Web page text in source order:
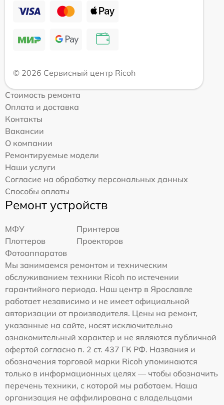
© 2026 Сервисный центр Ricoh
Стоимость ремонта
Оплата и доставка
Контакты
Вакансии
О компании
Ремонтируемые модели
Наши услуги
Согласие на обработку персональных данных
Способы оплаты
Ремонт устройств
МФУ
Принтеров
Плоттеров
Проекторов
Фотоаппаратов
Мы занимаемся ремонтом и техническим
обслуживанием техники Ricoh по истечении
гарантийного периода. Наш центр в Ярославле
работает независимо и не имеет официальной
авторизации от производителя. Цены на ремонт,
указанные на сайте, носят исключительно
ознакомительный характер и не являются публичной
офертой согласно п. 2 ст. 437 ГК РФ. Названия и
обозначения торговой марки Ricoh упоминаются
только в информационных целях — чтобы обозначить
перечень техники, с которой мы работаем. Наша
организация не аффилирована с владельцами